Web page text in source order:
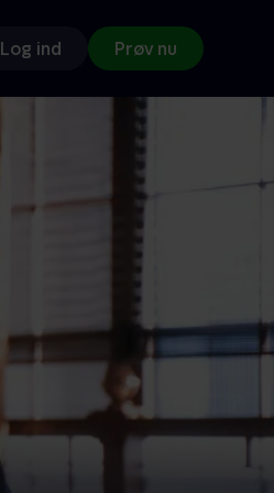
Log ind Prøv nu